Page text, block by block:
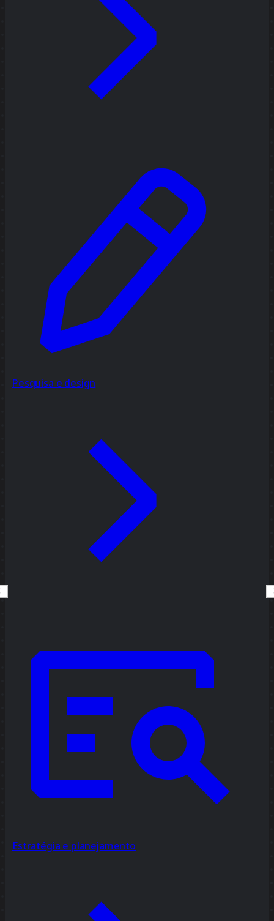
Pesquisa e design
Estratégia e planejamento